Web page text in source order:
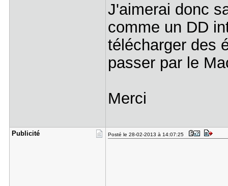
J'aimerai donc
comme un DD
télécharger des
passer par le
Merci
Publicité Posté le 28-02-2013 à 14:07:25